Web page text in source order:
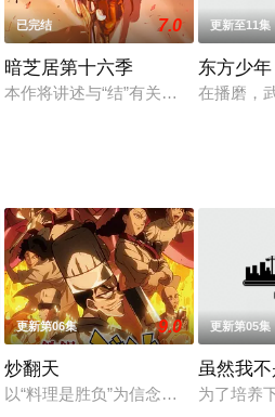
生不死的人类，即使遭到致命的重
已完结 7.0
暗芝居第十六季
本作将讲述与“结”有关的都市传说。
更新至11集
东方少
在播磨，
承人，不知为何对我宠爱有加
贵族的千金，艾尔莎的身边。那
更新第06集 9.0
炒翻天
以“料理是胜负”为信念、“中国菜霸
更新第05集
虽然我
为了培养